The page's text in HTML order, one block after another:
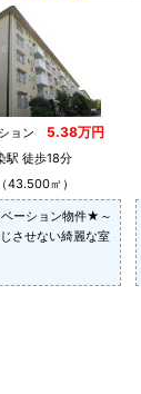
ョン 5.38万円
駅 徒歩18分
43.500㎡）
ーション物件★～
させない綺麗な室